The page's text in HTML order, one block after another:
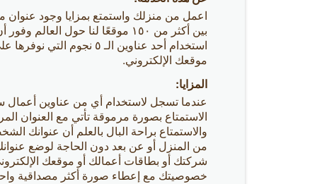
اعمل من منزلك واستمتع بمزايا وجود
بين أكثر من ١٥٠ موقعًا لنا حول العالم وفور
استخدام أحد عناوين الـ ٥ نجوم
موقعك الإلكتروني.
المزايا:
عندما تسجل لاستخدام أي من عناوين أعمال
والاستمتاع براحة البال بالعلم أن عنوانك
من المنزل أو عن بعد دون الحاجة لوضع
شركتك أو بطاقات أعمالك أو موقعك
خصوصيتك مع إعطاء صورة أكثر مصداقية